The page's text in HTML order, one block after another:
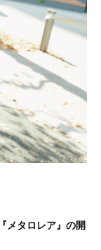
メタロレア』の開